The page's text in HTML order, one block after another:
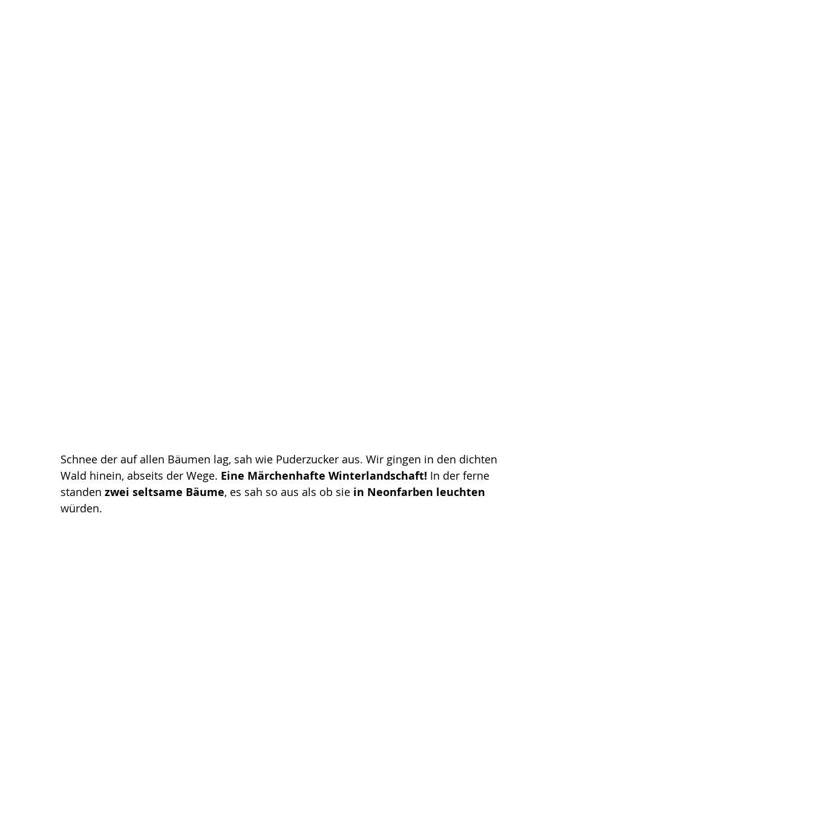
Schnee der auf allen Bäumen lag, sah wie Puderzucker aus. Wir gingen in den dichten
Wald hinein, abseits der Wege. Eine Märchenhafte Winterlandschaft! In der ferne
standen zwei seltsame Bäume, es sah so aus als ob sie in Neonfarben leuchten
würden.